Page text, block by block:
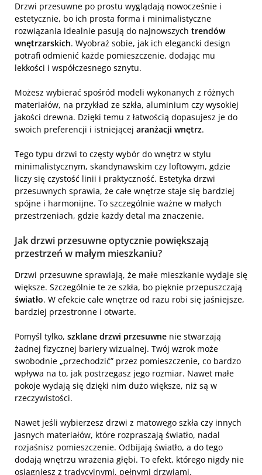
Drzwi przesuwne po prostu wyglądają nowocześnie i
estetycznie, bo ich prosta forma i minimalistyczne
rozwiązania idealnie pasują do najnowszych trendów
wnętrzarskich. Wyobraź sobie, jak ich elegancki design
potrafi odmienić każde pomieszczenie, dodając mu
lekkości i współczesnego sznytu.
Możesz wybierać spośród modeli wykonanych z różnych
materiałów, na przykład ze szkła, aluminium czy wysokiej
jakości drewna. Dzięki temu z łatwością dopasujesz je do
swoich preferencji i istniejącej aranżacji wnętrz.
Tego typu drzwi to częsty wybór do wnętrz w stylu
minimalistycznym, skandynawskim czy loftowym, gdzie
liczy się czystość linii i praktyczność. Estetyka drzwi
przesuwnych sprawia, że całe wnętrze staje się bardziej
spójne i harmonijne. To szczególnie ważne w małych
przestrzeniach, gdzie każdy detal ma znaczenie.
Jak drzwi przesuwne optycznie powiększają
przestrzeń w małym mieszkaniu?
Drzwi przesuwne sprawiają, że małe mieszkanie wydaje się
większe. Szczególnie te ze szkła, bo pięknie przepuszczają
światło. W efekcie całe wnętrze od razu robi się jaśniejsze,
bardziej przestronne i otwarte.
Pomyśl tylko, szklane drzwi przesuwne nie stwarzają
żadnej fizycznej bariery wizualnej. Twój wzrok może
swobodnie „przechodzić” przez pomieszczenie, co bardzo
wpływa na to, jak postrzegasz jego rozmiar. Nawet małe
pokoje wydają się dzięki nim dużo większe, niż są w
rzeczywistości.
Nawet jeśli wybierzesz drzwi z matowego szkła czy innych
jasnych materiałów, które rozpraszają światło, nadal
rozjaśnisz pomieszczenie. Odbijają światło, a do tego
dodają wnętrzu wrażenia głębi. To efekt, którego nigdy nie
osiągniesz z tradycyjnymi, pełnymi drzwiami.